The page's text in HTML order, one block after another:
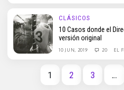
CLÁSICOS
10 Casos donde el
versión original
10 JUN, 2019 20 EL
1 2 3 …